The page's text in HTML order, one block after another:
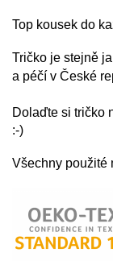
Top kousek do
Tričko je stejně
a péčí v České
Dolaďte si tričko
:-)
Všechny použité